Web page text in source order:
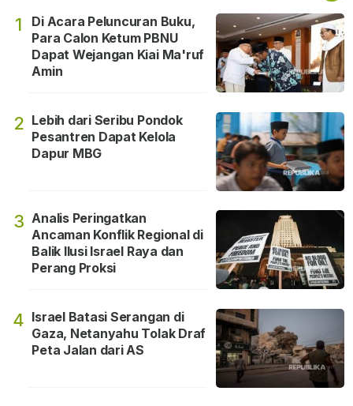
1
Di Acara Peluncuran Buku,
Para Calon Ketum PBNU
Dapat Wejangan Kiai Ma'ruf
Amin
2 Lebih dari Seribu Pondok
Pesantren Dapat Kelola
Dapur MBG
3 Analis Peringatkan
Ancaman Konflik Regional di
Balik Ilusi Israel Raya dan
Perang Proksi
4 Israel Batasi Serangan di
Gaza, Netanyahu Tolak Draf
Peta Jalan dari AS